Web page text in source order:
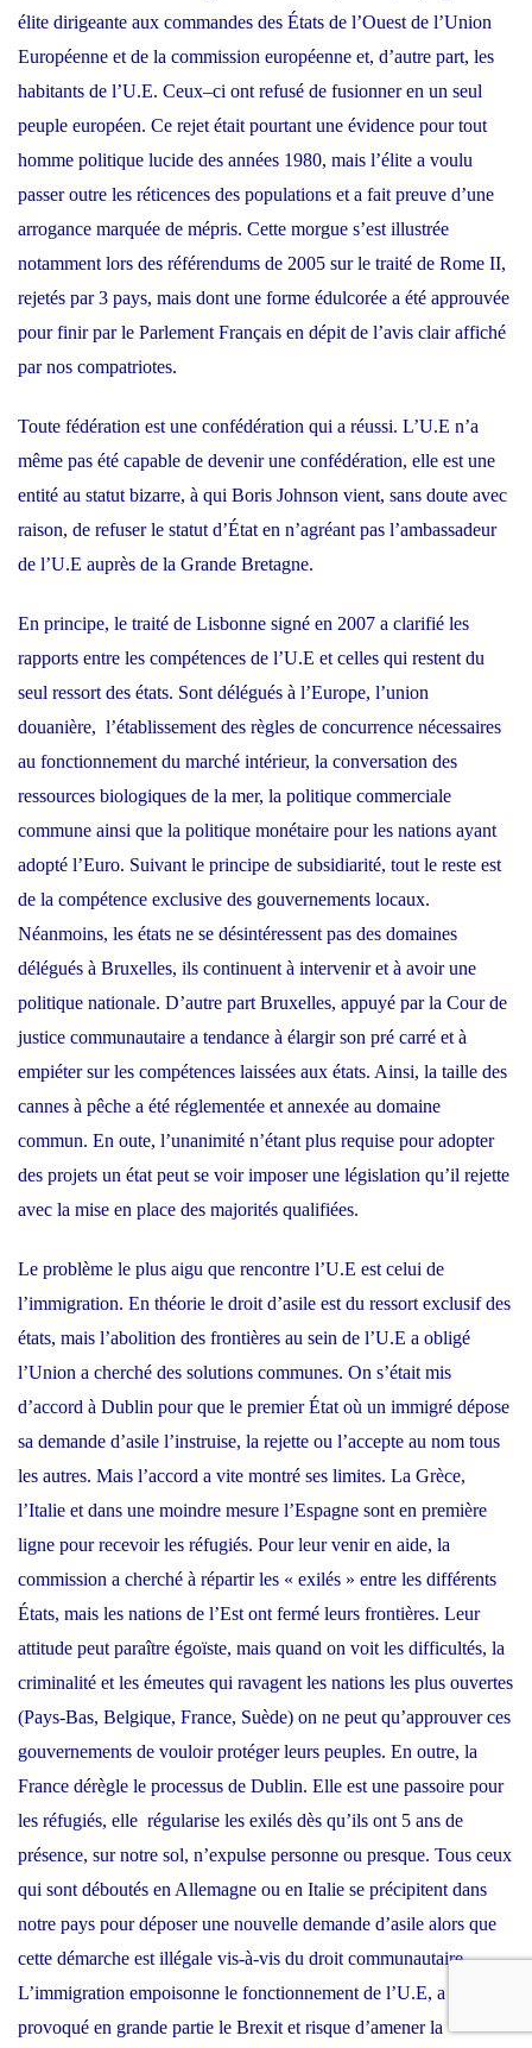
élite dirigeante aux commandes des États de l’Ouest de l’Union
Européenne et de la commission européenne et, d’autre part, les
habitants de l’U.E. Ceux–ci ont refusé de fusionner en un seul
peuple européen. Ce rejet était pourtant une évidence pour tout
homme politique lucide des années 1980, mais l’élite a voulu
passer outre les réticences des populations et a fait preuve d’une
arrogance marquée de mépris. Cette morgue s’est illustrée
notamment lors des référendums de 2005 sur le traité de Rome II,
rejetés par 3 pays, mais dont une forme édulcorée a été approuvée
pour finir par le Parlement Français en dépit de l’avis clair affiché
par nos compatriotes.
Toute fédération est une confédération qui a réussi. L’U.E n’a
même pas été capable de devenir une confédération, elle est une
entité au statut bizarre, à qui Boris Johnson vient, sans doute avec
raison, de refuser le statut d’État en n’agréant pas l’ambassadeur
de l’U.E auprès de la Grande Bretagne.
En principe, le traité de Lisbonne signé en 2007 a clarifié les
rapports entre les compétences de l’U.E et celles qui restent du
seul ressort des états. Sont délégués à l’Europe, l’union
douanière, l’établissement des règles de concurrence nécessaires
au fonctionnement du marché intérieur, la conversation des
ressources biologiques de la mer, la politique commerciale
commune ainsi que la politique monétaire pour les nations ayant
adopté l’Euro. Suivant le principe de subsidiarité, tout le reste est
de la compétence exclusive des gouvernements locaux.
Néanmoins, les états ne se désintéressent pas des domaines
délégués à Bruxelles, ils continuent à intervenir et à avoir une
politique nationale. D’autre part Bruxelles, appuyé par la Cour de
justice communautaire a tendance à élargir son pré carré et à
empiéter sur les compétences laissées aux états. Ainsi, la taille des
cannes à pêche a été réglementée et annexée au domaine
commun. En oute, l’unanimité n’étant plus requise pour adopter
des projets un état peut se voir imposer une législation qu’il rejette
avec la mise en place des majorités qualifiées.
Le problème le plus aigu que rencontre l’U.E est celui de
l’immigration. En théorie le droit d’asile est du ressort exclusif des
états, mais l’abolition des frontières au sein de l’U.E a obligé
l’Union a cherché des solutions communes. On s’était mis
d’accord à Dublin pour que le premier État où un immigré dépose
sa demande d’asile l’instruise, la rejette ou l’accepte au nom tous
les autres. Mais l’accord a vite montré ses limites. La Grèce,
l’Italie et dans une moindre mesure l’Espagne sont en première
ligne pour recevoir les réfugiés. Pour leur venir en aide, la
commission a cherché à répartir les « exilés » entre les différents
États, mais les nations de l’Est ont fermé leurs frontières. Leur
attitude peut paraître égoïste, mais quand on voit les difficultés, la
criminalité et les émeutes qui ravagent les nations les plus ouvertes
(Pays-Bas, Belgique, France, Suède) on ne peut qu’approuver ces
gouvernements de vouloir protéger leurs peuples. En outre, la
France dérègle le processus de Dublin. Elle est une passoire pour
les réfugiés, elle régularise les exilés dès qu’ils ont 5 ans de
présence, sur notre sol, n’expulse personne ou presque. Tous ceux
qui sont déboutés en Allemagne ou en Italie se précipitent dans
notre pays pour déposer une nouvelle demande d’asile alors que
cette démarche est illégale vis-à-vis du droit communautaire.
L’immigration empoisonne le fonctionnement de l’U.E, a
provoqué en grande partie le Brexit et risque d’amener la